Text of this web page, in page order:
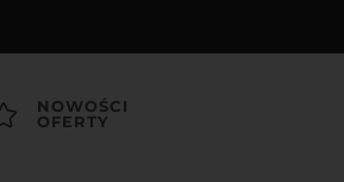
NOWOŚCI
OFERTY